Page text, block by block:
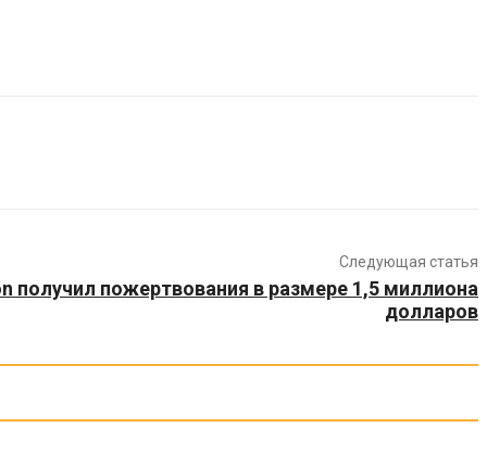
Следующая статья
получил пожертвования в размере 1,5 миллиона
долларов